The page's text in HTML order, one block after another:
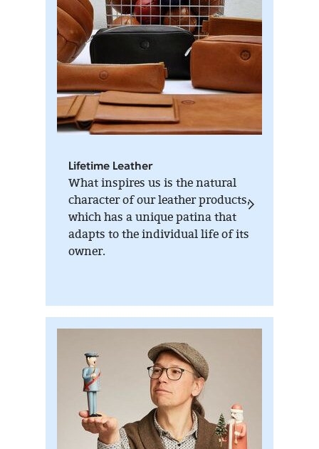
Lifetime Leather
What inspires us is the natural
character of our leather products,
which has a unique patina that
adapts to the individual life of its
owner.